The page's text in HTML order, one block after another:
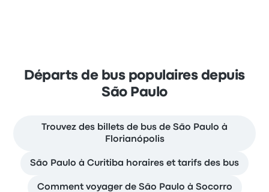
Départs de bus populaires depuis
São Paulo
Trouvez des billets de bus de São Paulo à
Florianópolis
São Paulo à Curitiba horaires et tarifs des bus
Comment voyager de São Paulo à Socorro